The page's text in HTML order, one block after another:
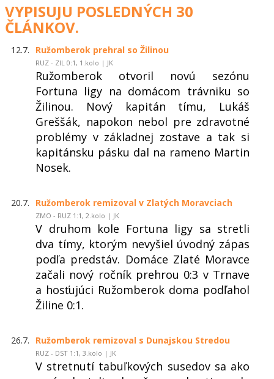
VYPISUJU POSLEDNÝCH 30
ČLÁNKOV.
12.7. Ružomberok prehral so Žilinou
RUZ - ZIL 0:1, 1.kolo | JK
Ružomberok otvoril novú sezónu
Fortuna ligy na domácom trávniku so
Žilinou. Nový kapitán tímu, Lukáš
Greššák, napokon nebol pre zdravotné
problémy v základnej zostave a tak si
kapitánsku pásku dal na rameno Martin
Nosek.
20.7. Ružomberok remizoval v Zlatých Moravciach
ZMO - RUZ 1:1, 2.kolo | JK
V druhom kole Fortuna ligy sa stretli
dva tímy, ktorým nevyšiel úvodný zápas
podľa predstáv. Domáce Zlaté Moravce
začali nový ročník prehrou 0:3 v Trnave
a hosťujúci Ružomberok doma podľahol
Žiline 0:1.
26.7. Ružomberok remizoval s Dunajskou Stredou
RUZ - DST 1:1, 3.kolo | JK
V stretnutí tabuľkových susedov sa ako